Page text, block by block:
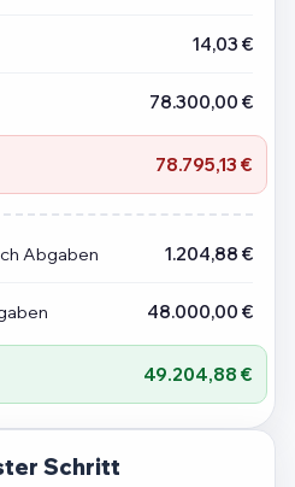
14,03 €
78.300,00 €
78.795,13 €
Abgaben 1.204,88 €
48.000,00 €
49.204,88 €
Schritt